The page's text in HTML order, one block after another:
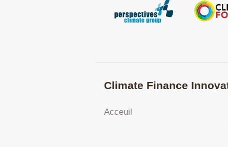
Climate Finance
Acceuil